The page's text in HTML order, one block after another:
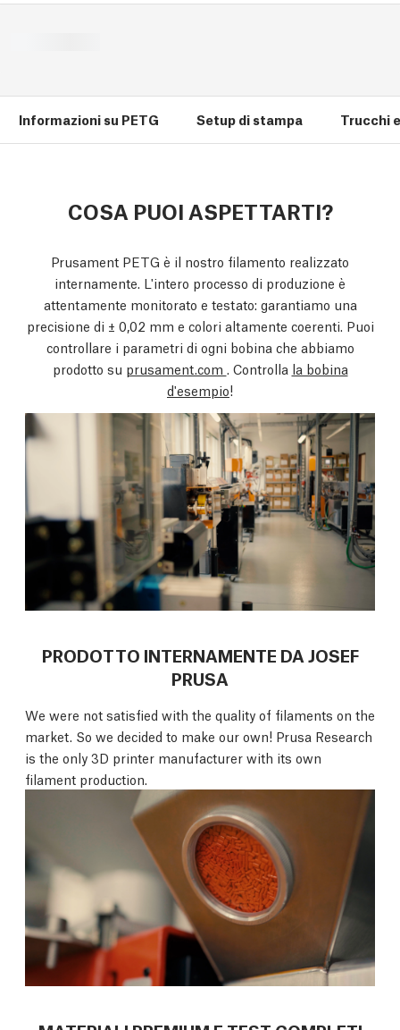
Informazioni su PETG Setup di stampa Trucchi
COSA PUOI ASPETTARTI?
Prusament PETG è il nostro filamento realizzato
internamente. L'intero processo di produzione è
attentamente monitorato e testato: garantiamo una
precisione di ± 0,02 mm e colori altamente coerenti. Puoi
controllare i parametri di ogni bobina che abbiamo
prodotto su prusament.com . Controlla la bobina
d'esempio!
PRODOTTO INTERNAMENTE DA JOSEF
PRUSA
We were not satisfied with the quality of filaments on the
market. So we decided to make our own! Prusa Research
is the only 3D printer manufacturer with its own
filament production.